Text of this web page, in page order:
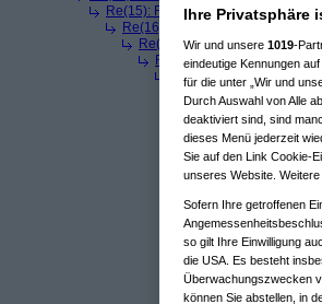
Re(15): Fußball: Österreich-
Re(16): Fußball: Österreich-
Re(17): Fußball: Österreich-
Re(18): Fußball:
Re(19): Fußball:
Re(20): Fußball:
Re(21): Fußball:
Re(22): Fußball:
Re(23):
Re(24):
Re(25):
Ihre Privatsphäre
Wir und unsere 1019-
eindeutige Kennungen
für die unter „Wir und
Durch Auswahl von Alle
deaktiviert sind, sind
dieses Menü jederzeit
Sie auf den Link Cookie-
unseres Website.
Sofern Ihre getroffenen
so gilt Ihre Einwilligung
die USA. Es besteht
Überwachungszwecken
können Sie abstellen, in